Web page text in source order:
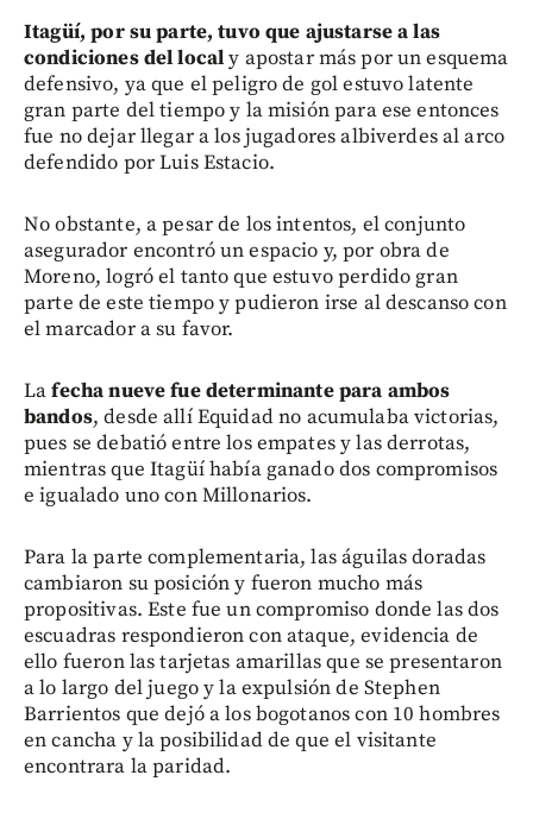
Itagüí, por su parte, tuvo que ajustarse a las
condiciones del localy apostar más por un esquema
defensivo, ya que el peligro de gol estuvo latente
gran parte del tiempo y la misión para ese entonces
fue no dejar llegar a los jugadores albiverdes al arco
defendido por Luis Estacio.
No obstante, a pesar de los intentos, el conjunto
asegurador encontró un espacio y, por obra de
Moreno, logró el tanto que estuvo perdido gran
parte de este tiempo y pudieron irse al descanso con
el marcador a su favor.
Lafecha nueve fue determinante para ambos
bandos, desde allí Equidad no acumulaba victorias,
pues se debatió entre los empates y las derrotas,
mientras que Itagüí había ganado dos compromisos
e igualado uno con Millonarios.
Para la parte complementaria, las águilas doradas
cambiaron su posición y fueron mucho más
propositivas. Este fue un compromiso donde las dos
escuadras respondieron con ataque, evidencia de
ello fueron las tarjetas amarillas que se presentaron
a lo largo del juego y la expulsión de Stephen
Barrientos que dejó a los bogotanos con 10 hombres
en cancha y la posibilidad de que el visitante
encontrara la paridad.